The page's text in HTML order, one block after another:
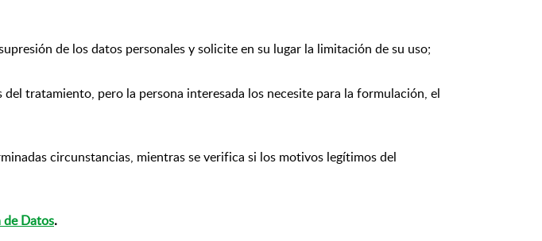
de los datos personales y solicite en su lugar la limitación de su uso;
tratamiento, pero la persona interesada los necesite para la formulación, el
circunstancias, mientras se verifica si los motivos legítimos del
de Datos.